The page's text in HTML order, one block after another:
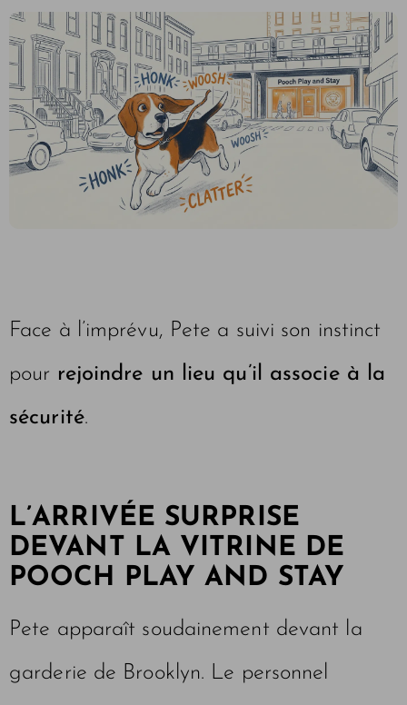
Face à l’imprévu, Pete a suivi son instinct
pour rejoindre un lieu qu’il associe à la
sécurité.
L’ARRIVÉE SURPRISE
DEVANT LA VITRINE DE
POOCH PLAY AND STAY
Pete apparaît soudainement devant la
garderie de Brooklyn. Le personnel